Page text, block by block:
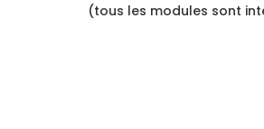
(tous les modules sont